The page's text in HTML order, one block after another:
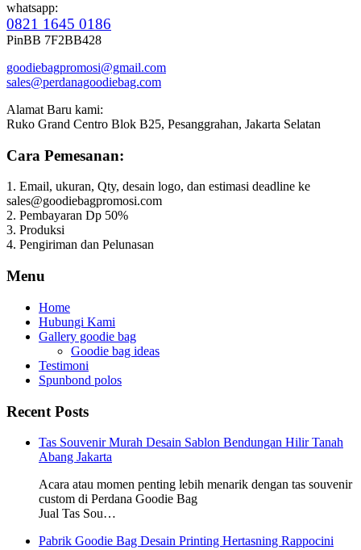
whatsapp:
0821 1645 0186
PinBB 7F2BB428
goodiebagpromosi@gmail.com
sales@perdanagoodiebag.com
Alamat Baru kami:
Ruko Grand Centro Blok B25, Pesanggrahan, Jakarta Selatan
Cara Pemesanan:
1. Email, ukuran, Qty, desain logo, dan estimasi deadline ke
sales@goodiebagpromosi.com
2. Pembayaran Dp 50%
3. Produksi
4. Pengiriman dan Pelunasan
Menu
Home
Hubungi Kami
Gallery goodie bag
Goodie bag ideas
Testimoni
Spunbond polos
Recent Posts
Tas Souvenir Murah Desain Sablon Bendungan Hilir Tanah
Abang Jakarta
Acara atau momen penting lebih menarik dengan tas souvenir
custom di Perdana Goodie Bag
Jual Tas Sou…
Pabrik Goodie Bag Desain Printing Hertasning Rappocini